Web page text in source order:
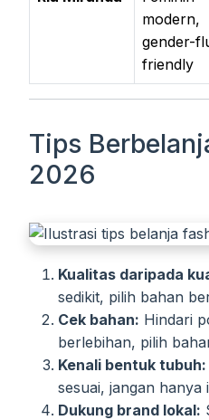
modern,
gender-
friendly
Tips
2026
Kualitas daripada
sedikit, pilih bahan
Cek bahan: Hindari
berlebihan, pilih
Kenali bentuk tubuh:
sesuai, jangan hanya
Dukung brand lokal: